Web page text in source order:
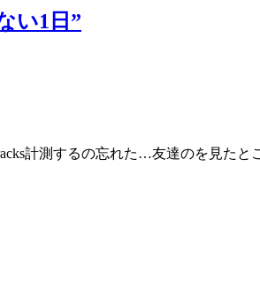
い1日”
計測するの忘れた…友達のを見たと